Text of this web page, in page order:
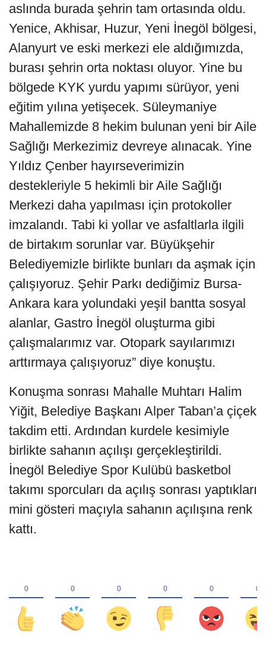
aslında burada şehrin tam ortasında oldu.
Yenice, Akhisar, Huzur, Yeni İnegöl bölgesi,
Alanyurt ve eski merkezi ele aldığımızda,
burası şehrin orta noktası oluyor. Yine bu
bölgede KYK yurdu yapımı sürüyor, yeni
eğitim yılına yetişecek. Süleymaniye
Mahallemizde 8 hekim bulunan yeni bir Aile
Sağlığı Merkezimiz devreye alınacak. Yine
Yıldız Çenber hayırseverimizin
destekleriyle 5 hekimli bir Aile Sağlığı
Merkezi daha yapılması için protokoller
imzalandı. Tabi ki yollar ve asfaltlarla ilgili
de birtakım sorunlar var. Büyükşehir
Belediyemizle birlikte bunları da aşmak için
çalışıyoruz. Şehir Parkı dediğimiz Bursa-
Ankara kara yolundaki yeşil bantta sosyal
alanlar, Gastro İnegöl oluşturma gibi
çalışmalarımız var. Otopark sayılarımızı
arttırmaya çalışıyoruz” diye konuştu.
Konuşma sonrası Mahalle Muhtarı Halim
Yiğit, Belediye Başkanı Alper Taban’a çiçek
takdim etti. Ardından kurdele kesimiyle
birlikte sahanın açılışı gerçekleştirildi.
İnegöl Belediye Spor Kulübü basketbol
takımı sporcuları da açılış sonrası yaptıkları
mini gösteri maçıyla sahanın açılışına renk
kattı.